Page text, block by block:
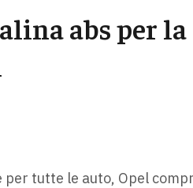
abs per la
tutte le auto, Opel